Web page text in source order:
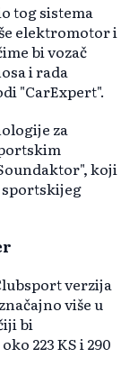
tog sistema
elektromotor i
bi vozač
i rada
"CarExpert".
za
koji
sportskijeg
verzija
više u
bi
223 KS i 290